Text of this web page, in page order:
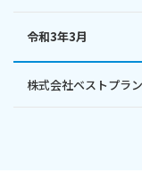
令和3年3月
株式会社ベストプラ